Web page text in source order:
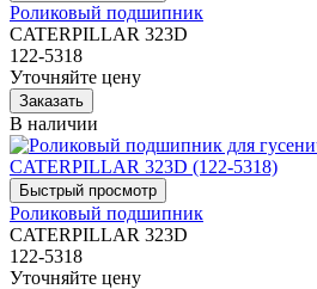
Роликовый подшипник
CATERPILLAR 323D
122-5318
Уточняйте цену
В наличии
Роликовый подшипник
CATERPILLAR 323D
122-5318
Уточняйте цену